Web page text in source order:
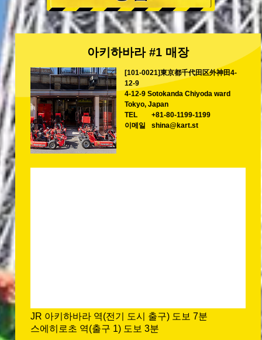
아키하바라 #1 매장
[101-0021]東京都千代田区外神田4-
12-9
4-12-9 Sotokanda Chiyoda ward
Tokyo, Japan
TEL
+81-80-1199-1199
이메일
shina@kart.st
JR 아키하바라 역(전기 도시 출구) 도보 7분
스에히로초 역(출구 1) 도보 3분